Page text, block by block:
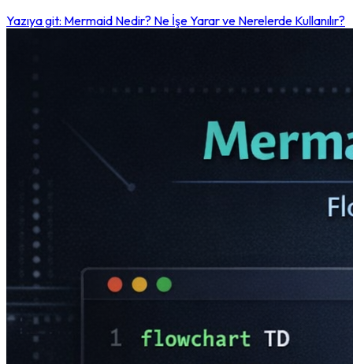
Yazıya git: Mermaid Nedir? Ne İşe Yarar ve Nerelerde Kullanılır?